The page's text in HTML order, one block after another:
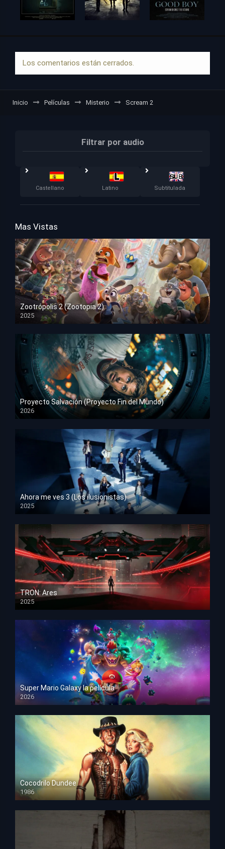
Los comentarios están cerrados.
Inicio Películas Misterio Scream 2
Filtrar por audio
Castellano Latino Subtitulada
Mas Vistas
Zootrópolis 2 (Zootopia 2)
2025
HD 1080p
Proyecto Salvación (Proyecto Fin del Mundo)
2026
HD 1080p
Ahora me ves 3 (Los ilusionistas)
2025
HD 1080p
TRON: Ares
2025
HD 1080p
Super Mario Galaxy la película
2026
HD 1080p
Cocodrilo Dundee
1986
HD 1080p